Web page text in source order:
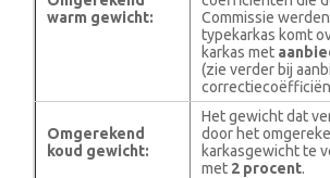
warm gewicht:
Commissie
typekarkas komt
karkas met
(zie verder bij
Omgerekend
koud gewicht:
Het gewicht dat
door het
karkasgewicht te
met 2 procent.